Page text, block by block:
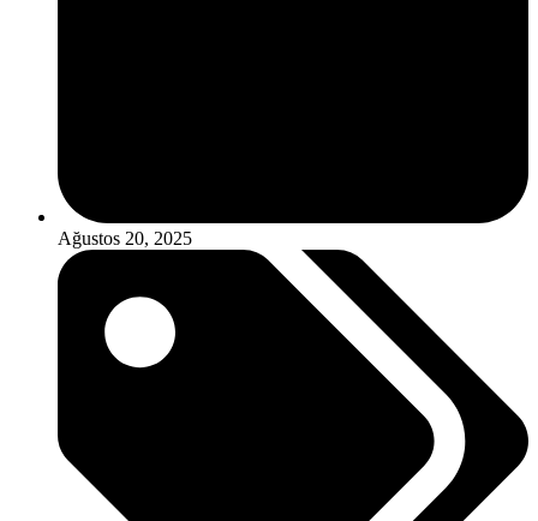
Ağustos 20, 2025